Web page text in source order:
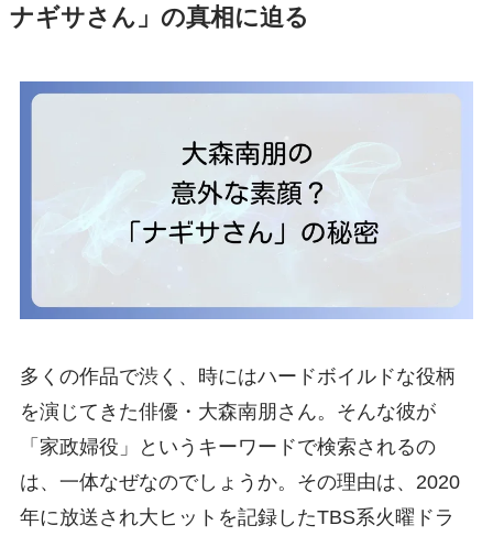
ナギサさん」の真相に迫る
多くの作品で渋く、時にはハードボイルドな役柄
を演じてきた俳優・大森南朋さん。そんな彼が
「家政婦役」というキーワードで検索されるの
は、一体なぜなのでしょうか。その理由は、2020
年に放送され大ヒットを記録したTBS系火曜ドラ